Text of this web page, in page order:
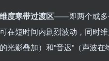
维度寒带过渡区——即两个或多
在短时间内剧烈波动，同时
光影叠加）和”音迟”（声波在